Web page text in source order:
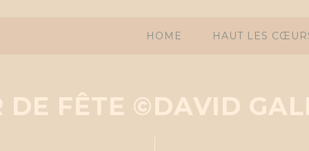
HOME HAUT LES
DE FÊTE ©DAVID